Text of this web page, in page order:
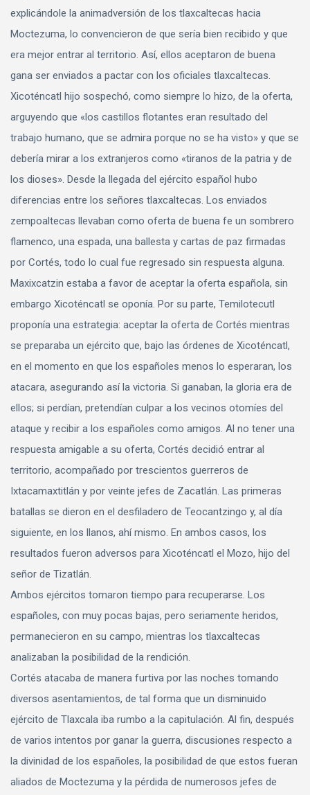
explicándole la animadversión de los tlaxcaltecas hacia
Moctezuma, lo convencieron de que sería bien recibido y que
era mejor entrar al territorio. Así, ellos aceptaron de buena
gana ser enviados a pactar con los oficiales tlaxcaltecas.
Xicoténcatl hijo sospechó, como siempre lo hizo, de la oferta,
arguyendo que «los castillos flotantes eran resultado del
trabajo humano, que se admira porque no se ha visto» y que se
debería mirar a los extranjeros como «tiranos de la patria y de
los dioses». Desde la llegada del ejército español hubo
diferencias entre los señores tlaxcaltecas. Los enviados
zempoaltecas llevaban como oferta de buena fe un sombrero
flamenco, una espada, una ballesta y cartas de paz firmadas
por Cortés, todo lo cual fue regresado sin respuesta alguna.
Maxixcatzin estaba a favor de aceptar la oferta española, sin
embargo Xicoténcatl se oponía. Por su parte, Temilotecutl
proponía una estrategia: aceptar la oferta de Cortés mientras
se preparaba un ejército que, bajo las órdenes de Xicoténcatl,
en el momento en que los españoles menos lo esperaran, los
atacara, asegurando así la victoria. Si ganaban, la gloria era de
ellos; si perdían, pretendían culpar a los vecinos otomíes del
ataque y recibir a los españoles como amigos. Al no tener una
respuesta amigable a su oferta, Cortés decidió entrar al
territorio, acompañado por trescientos guerreros de
Ixtacamaxtitlán y por veinte jefes de Zacatlán. Las primeras
batallas se dieron en el desfiladero de Teocantzingo y, al día
siguiente, en los llanos, ahí mismo. En ambos casos, los
resultados fueron adversos para Xicoténcatl el Mozo, hijo del
señor de Tizatlán.
Ambos ejércitos tomaron tiempo para recuperarse. Los
españoles, con muy pocas bajas, pero seriamente heridos,
permanecieron en su campo, mientras los tlaxcaltecas
analizaban la posibilidad de la rendición.
Cortés atacaba de manera furtiva por las noches tomando
diversos asentamientos, de tal forma que un disminuido
ejército de Tlaxcala iba rumbo a la capitulación. Al fin, después
de varios intentos por ganar la guerra, discusiones respecto a
la divinidad de los españoles, la posibilidad de que estos fueran
aliados de Moctezuma y la pérdida de numerosos jefes de